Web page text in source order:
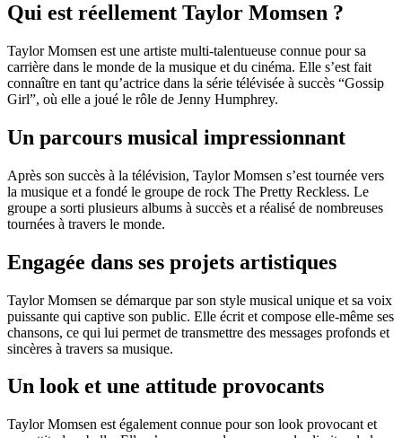
Qui est réellement Taylor Momsen ?
Taylor Momsen est une artiste multi-talentueuse connue pour sa
carrière dans le monde de la musique et du cinéma. Elle s’est fait
connaître en tant qu’actrice dans la série télévisée à succès “Gossip
Girl”, où elle a joué le rôle de Jenny Humphrey.
Un parcours musical impressionnant
Après son succès à la télévision, Taylor Momsen s’est tournée vers
la musique et a fondé le groupe de rock The Pretty Reckless. Le
groupe a sorti plusieurs albums à succès et a réalisé de nombreuses
tournées à travers le monde.
Engagée dans ses projets artistiques
Taylor Momsen se démarque par son style musical unique et sa voix
puissante qui captive son public. Elle écrit et compose elle-même ses
chansons, ce qui lui permet de transmettre des messages profonds et
sincères à travers sa musique.
Un look et une attitude provocants
Taylor Momsen est également connue pour son look provocant et